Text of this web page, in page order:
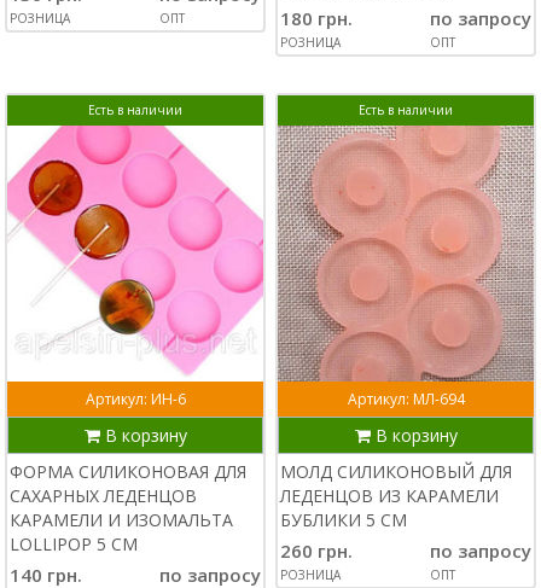
РОЗНИЦА ОПТ 180 грн.
РОЗНИЦА
по запросу
ОПТ
Есть в наличии
Артикул: ИН-6
В корзину
ФОРМА СИЛИКОНОВАЯ ДЛЯ
САХАРНЫХ ЛЕДЕНЦОВ
КАРАМЕЛИ И ИЗОМАЛЬТА
LOLLIPOP 5 СМ
140 грн. по запросу
Есть в наличии
Артикул: МЛ-694
В корзину
МОЛД СИЛИКОНОВЫЙ ДЛЯ
ЛЕДЕНЦОВ ИЗ КАРАМЕЛИ
БУБЛИКИ 5 СМ
260 грн.
РОЗНИЦА
по запросу
ОПТ